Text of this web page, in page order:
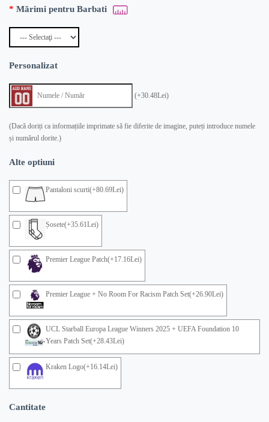
Mărimi pentru Barbati
Personalizat
(+30.48Lei)
(Dacă doriți ca informațiile imprimate să fie diferite de imagine, puteți introduce numele
și numărul dorite.)
Alte optiuni
Pantaloni scurti(+80.69Lei)
Șosete(+35.61Lei)
Premier League Patch(+17.16Lei)
Premier League + No Room For Racism Patch Set(+26.90Lei)
UCL Starball Europa League Winners 2025 + UEFA Foundation 10
Years Patch Set(+28.43Lei)
Kraken Logo(+16.14Lei)
Cantitate